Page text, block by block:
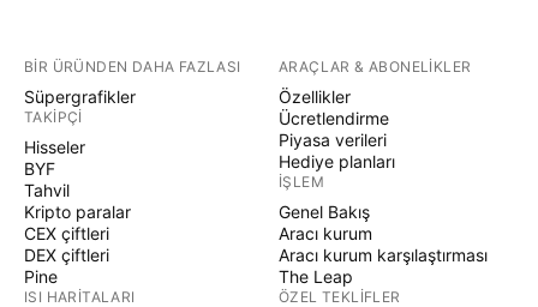
BIR ÜRÜNDEN DAHA FAZLASI
Süpergrafikler
TAKIPÇI
Hisseler
BYF
Tahvil
Kripto paralar
CEX çiftleri
DEX çiftleri
Pine
ISI HARITALARI
ARAÇLAR & ABONELIKLER
Özellikler
Ücretlendirme
Piyasa verileri
Hediye planları
İŞLEM
Genel Bakış
Aracı kurum
Aracı kurum karşılaştırması
The Leap
ÖZEL TEKLIFLER